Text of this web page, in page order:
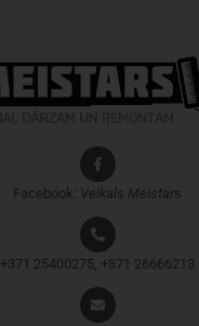
Facebook: Veikals Meistars
+371 25400275, +371 26666213